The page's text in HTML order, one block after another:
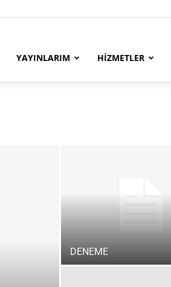
YAYINLARIM HİZMETLER
DENEME